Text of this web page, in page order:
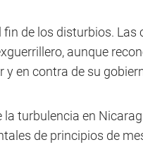
de los disturbios.
aunque
en contra de su
turbulencia en
de principios de